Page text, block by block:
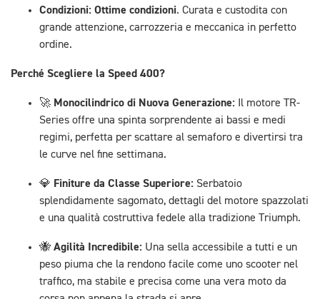
Condizioni: Ottime condizioni. Curata e custodita con
grande attenzione, carrozzeria e meccanica in perfetto
ordine.
Perché Scegliere la Speed 400?
🚀 Monocilindrico di Nuova Generazione: Il motore TR-
Series offre una spinta sorprendente ai bassi e medi
regimi, perfetta per scattare al semaforo e divertirsi tra
le curve nel fine settimana.
💎 Finiture da Classe Superiore: Serbatoio
splendidamente sagomato, dettagli del motore spazzolati
e una qualità costruttiva fedele alla tradizione Triumph.
🐝 Agilità Incredibile: Una sella accessibile a tutti e un
peso piuma che la rendono facile come uno scooter nel
traffico, ma stabile e precisa come una vera moto da